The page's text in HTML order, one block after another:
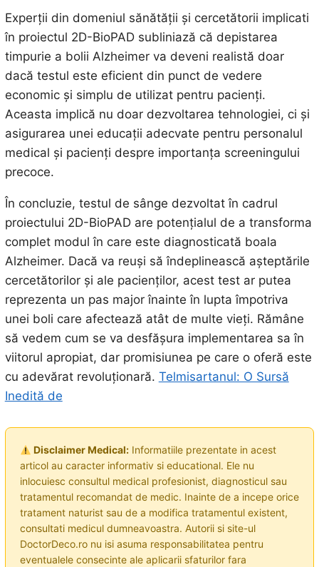
Experții din domeniul sănătății și cercetătorii implicati
în proiectul 2D-BioPAD subliniază că depistarea
timpurie a bolii Alzheimer va deveni realistă doar
dacă testul este eficient din punct de vedere
economic și simplu de utilizat pentru pacienți.
Aceasta implică nu doar dezvoltarea tehnologiei, ci și
asigurarea unei educații adecvate pentru personalul
medical și pacienți despre importanța screeningului
precoce.
În concluzie, testul de sânge dezvoltat în cadrul
proiectului 2D-BioPAD are potențialul de a transforma
complet modul în care este diagnosticată boala
Alzheimer. Dacă va reuși să îndeplinească așteptările
cercetătorilor și ale pacienților, acest test ar putea
reprezenta un pas major înainte în lupta împotriva
unei boli care afectează atât de multe vieți. Rămâne
să vedem cum se va desfășura implementarea sa în
viitorul apropiat, dar promisiunea pe care o oferă este
cu adevărat revoluționară. Telmisartanul: O Sursă
Inedită de
Disclaimer Medical:Informatiile prezentate in acest
articol au caracter informativ si educational. Ele nu
inlocuiesc consultul medical profesionist, diagnosticul sau
tratamentul recomandat de medic. Inainte de a incepe orice
tratament naturist sau de a modifica tratamentul existent,
consultati medicul dumneavoastra. Autorii si site-ul
DoctorDeco.ro nu isi asuma responsabilitatea pentru
eventualele consecinte ale aplicarii sfaturilor fara